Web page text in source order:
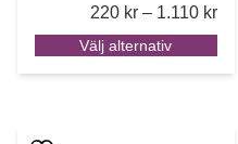
220 kr – 1.110 kr
Välj alternativ